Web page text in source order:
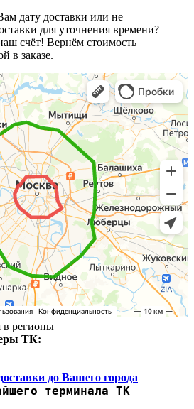
дату доставки или не
для уточнения времени?
счёт! Вернём стоимость
в заказе.
в регионы
ТК:
до Вашего города
терминала ТК